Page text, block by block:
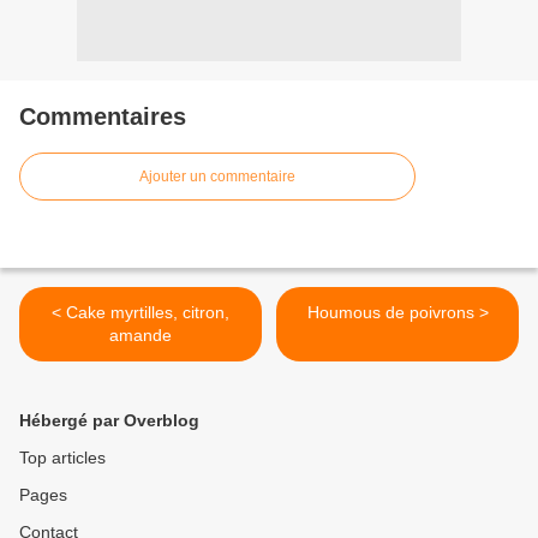
Commentaires
Ajouter un commentaire
< Cake myrtilles, citron,
amande
Houmous de poivrons >
Hébergé par Overblog
Top articles
Pages
Contact